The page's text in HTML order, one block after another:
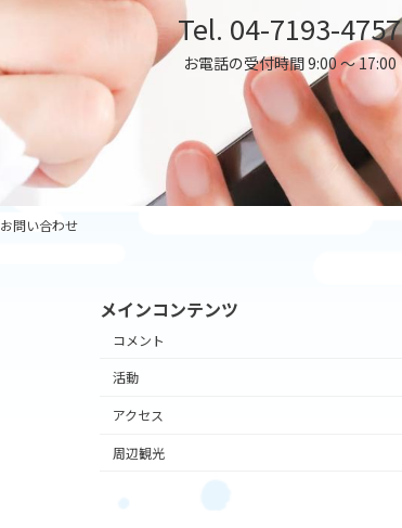
Tel. 04-7193-4757
お電話の受付時間 9:00 ～ 17:00
お問い合わせ
メインコンテンツ
コメント
活動
アクセス
周辺観光